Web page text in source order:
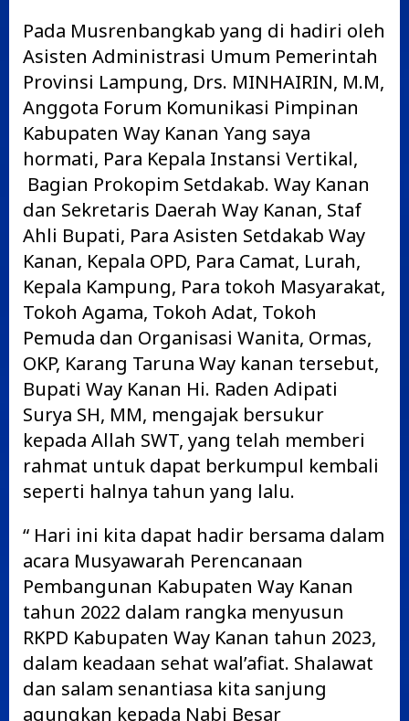
Pada Musrenbangkab yang di hadiri oleh
Asisten Administrasi Umum Pemerintah
Provinsi Lampung, Drs. MINHAIRIN, M.M,
Anggota Forum Komunikasi Pimpinan
Kabupaten Way Kanan Yang saya
hormati, Para Kepala Instansi Vertikal,
Bagian Prokopim Setdakab. Way Kanan
dan Sekretaris Daerah Way Kanan, Staf
Ahli Bupati, Para Asisten Setdakab Way
Kanan, Kepala OPD, Para Camat, Lurah,
Kepala Kampung, Para tokoh Masyarakat,
Tokoh Agama, Tokoh Adat, Tokoh
Pemuda dan Organisasi Wanita, Ormas,
OKP, Karang Taruna Way kanan tersebut,
Bupati Way Kanan Hi. Raden Adipati
Surya SH, MM, mengajak bersukur
kepada Allah SWT, yang telah memberi
rahmat untuk dapat berkumpul kembali
seperti halnya tahun yang lalu.
“ Hari ini kita dapat hadir bersama dalam
acara Musyawarah Perencanaan
Pembangunan Kabupaten Way Kanan
tahun 2022 dalam rangka menyusun
RKPD Kabupaten Way Kanan tahun 2023,
dalam keadaan sehat wal’afiat. Shalawat
dan salam senantiasa kita sanjung
agungkan kepada Nabi Besar